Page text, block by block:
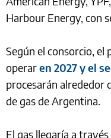
Harbour Energy, con
Según el consorcio, el
operaren 2027 y el
procesarán alrededor
de gas de Argentina.
El gas llegaría a